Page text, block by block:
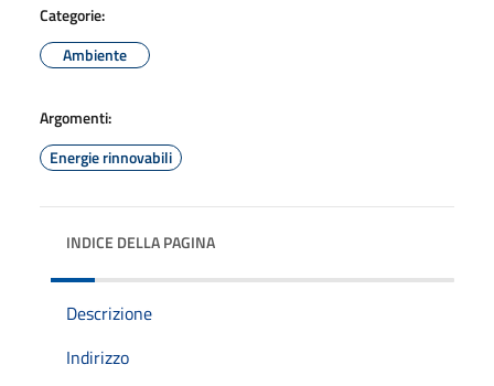
Categorie:
Ambiente
Argomenti:
Energie rinnovabili
INDICE DELLA PAGINA
Descrizione
Indirizzo